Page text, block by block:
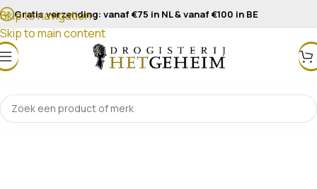
Skip to navigation
Skip to main content
Gratis verzending: vanaf €75 in NL & vanaf €100 in BE